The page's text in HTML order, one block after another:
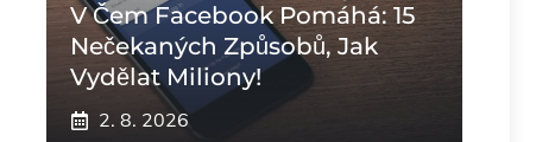
V Čem Facebook Pomáhá: 15
Nečekaných Způsobů, Jak
Vydělat Miliony!
2. 8. 2026